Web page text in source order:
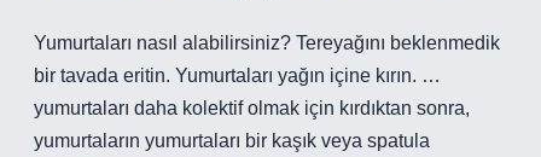
Yumurtaları nasıl alabilirsiniz? Tereyağını beklenmedik
bir tavada eritin. Yumurtaları yağın içine kırın. …
yumurtaları daha kolektif olmak için kırdıktan sonra,
yumurtaların yumurtaları bir kaşık veya spatula